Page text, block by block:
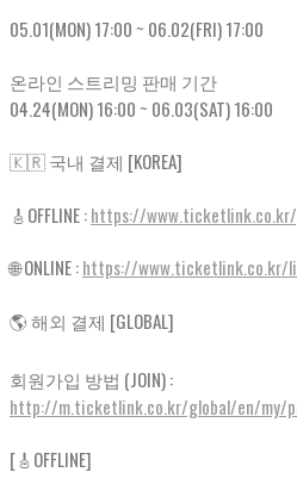
05.01(MON) 17:00 ~ 06.02(FRI) 17:00
온라인 스트리밍 판매 기간
04.24(MON) 16:00 ~ 06.03(SAT) 16:00
🇰🇷 국내 결제 [KOREA]
🎸OFFLINE :https://
🌐 ONLINE :https://www.ticketlink.co.kr/
🌎 해외 결제 [GLOBAL]
회원가입 방법 (JOIN) :
http://m.ticketlink.co.kr/global/en/my/
[🎸OFFLINE]